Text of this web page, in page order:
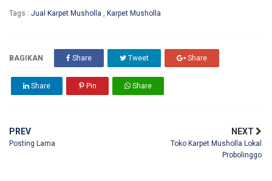
Tags : Jual Karpet Musholla , Karpet Musholla
BAGIKAN Share Tweet Share
Share Pin Share
PREV
Posting Lama
NEXT
Toko Karpet Musholla Lokal
Probolinggo